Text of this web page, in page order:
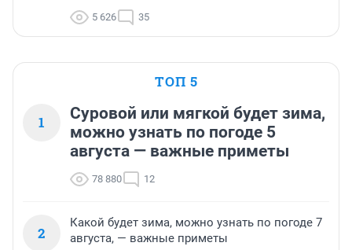
5 626 35
ТОП 5
1
Суровой или мягкой будет зима,
можно узнать по погоде 5
августа — важные приметы
78 880 12
2
Какой будет зима, можно узнать по погоде 7
августа, — важные приметы